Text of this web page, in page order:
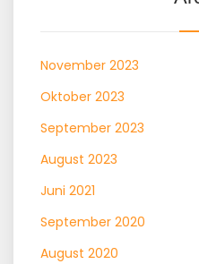
November 2023
Oktober 2023
September 2023
August 2023
Juni 2021
September 2020
August 2020